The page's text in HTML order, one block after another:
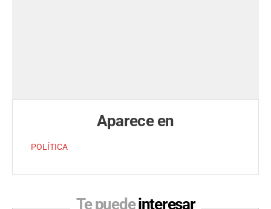
Aparece en
POLÍTICA
Te puedeinteresar